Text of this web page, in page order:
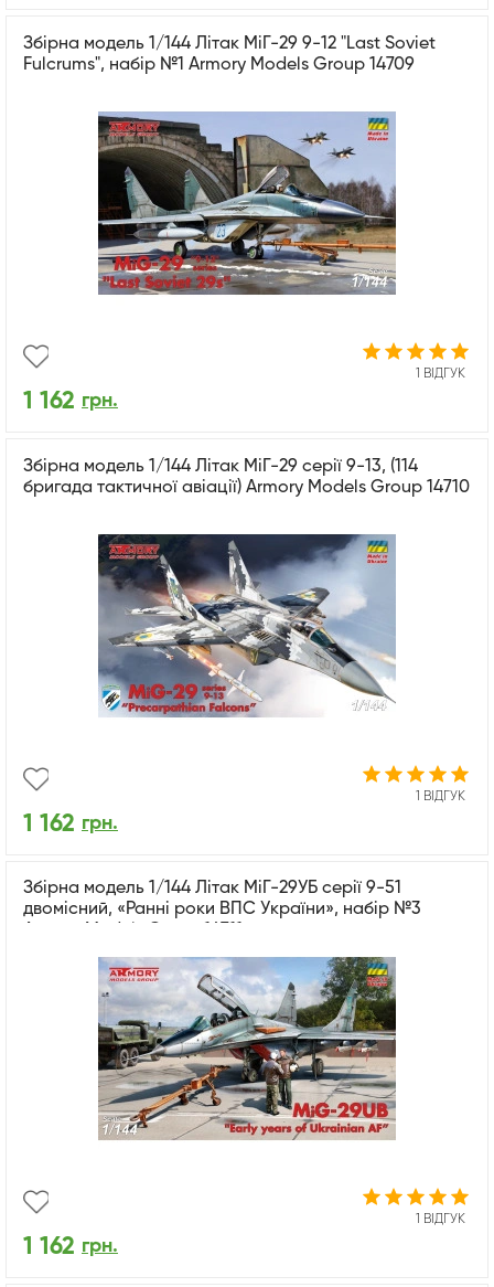
Збірна модель 1/144 Літак МіГ-29 9-12 "Last Soviet
Fulcrums", набір №1 Armory Models Group 14709
1 ВІДГУК
1 162 грн.
Збірна модель 1/144 Літак МіГ-29 серії 9-13, (114
бригада тактичної авіації) Armory Models Group 14710
1 ВІДГУК
1 162 грн.
Збірна модель 1/144 Літак МіГ-29УБ серії 9-51
двомісний, «Ранні роки ВПС України», набір №3
1 ВІДГУК
1 162 грн.